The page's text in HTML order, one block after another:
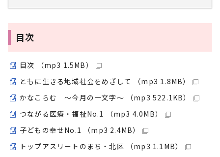
目次
目次 （mp3 1.5MB）
ともに生きる地域社会をめざして （mp3 1.8MB）
かなこらむ ～今月の一文字～ （mp3 522.1KB）
つながる医療・福祉No.1 （mp3 4.0MB）
子どもの幸せNo.1 （mp3 2.4MB）
トップアスリートのまち・北区 （mp3 1.1MB）